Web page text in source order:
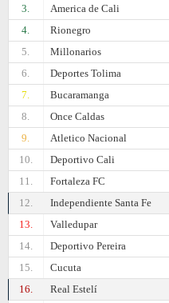
3. America de Cali
4.
Rionegro
5.
Millonarios
6.
Deportes Tolima
7.
Bucaramanga
8.
Once Caldas
9.
Atletico Nacional
10.
Deportivo Cali
11.
Fortaleza FC
12.
Independiente Santa Fe
13.
Valledupar
14.
Deportivo Pereira
15.
Cucuta
16.
Real Estelí